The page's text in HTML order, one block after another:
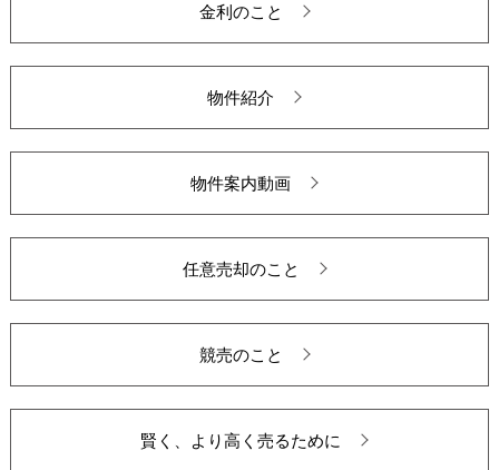
金利のこと
物件紹介
物件案内動画
任意売却のこと
競売のこと
賢く、より高く売るために